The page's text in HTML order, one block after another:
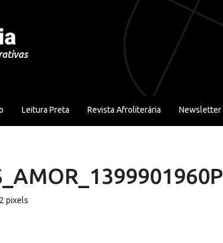
Leitura Preta Revista Afroliterária Newsletter
pixels